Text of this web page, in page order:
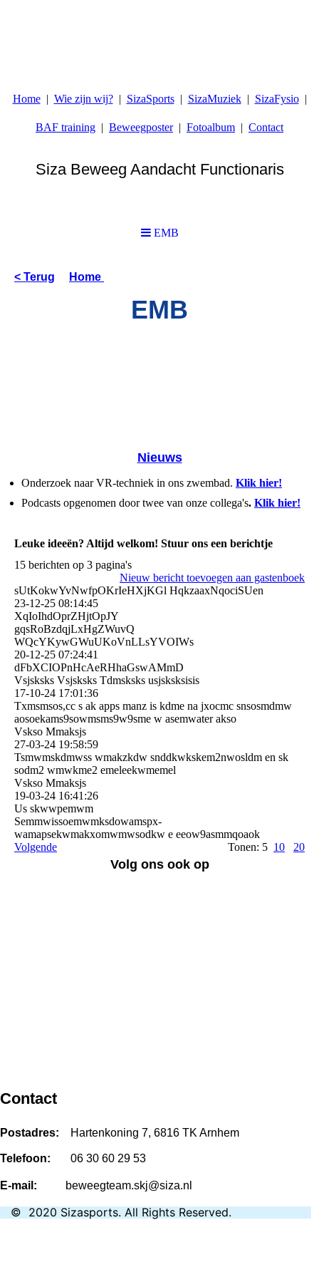
Home Wie zijn wij? SizaSports SizaMuziek SizaFysio
BAF training Beweegposter Fotoalbum Contact
Siza Beweeg Aandacht Functionaris
EMB
< Terug Home
EMB
Nieuws
Onderzoek naar VR-techniek in ons zwembad. Klik hier!
Podcasts opgenomen door twee van onze collega's. Klik hier!
Leuke ideeën? Altijd welkom! Stuur ons een berichtje
15 berichten op 3 pagina's
Nieuw bericht toevoegen aan gastenboek
sUtKokwYvNwfpOKrIeHXjKGl HqkzaaxNqociSUen
23-12-25 08:14:45
XqIoIhdOprZHjtOpJY
gqsRoBzdqjLxHgZWuvQ
WQcYKywGWuUKoVnLLsYVOIWs
20-12-25 07:24:41
dFbXCIOPnHcAeRHhaGswAMm­D
Vsjsksks Vsjsksks Tdmsksks usjsksksisis
17-10-24 17:01:36
Txmsmsos,cc s ak apps manz is kdme na jxocmc snsosmdmw
aosoekams9sowmsms9w9sme w asemwater akso
Vskso Mmaksjs
27-03-24 19:58:59
Tsmwmskdmwss wmakzkdw snddkwkskem2nwosldm en sk
sodm2 wmwkme2 emeleekwmemel
Vskso Mmaksjs
19-03-24 16:41:26
Us skwwpemwm
Semmwissoemwmksdowamspx­
wamapsekwmakxomwmwsodkw e eeow9asmmqoaok
Volgende
Tonen: 5 10 20
Volg ons ook op
Contact
Postadres: Hartenkoning 7, 6816 TK Arnhem
Telefoon: 06 30 60 29 53
E-mail: beweegteam.skj@siza.nl
© 2020 Sizasports. All Rights Reserved.